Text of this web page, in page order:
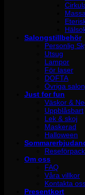
Salongstillbehör
Personlig
Utsug
Lampor
För laser
DOFTA
Övriga
Just for fun
Väskor &
Uppblåsbart
Lek & skoj
Maskerad
Halloween
Om oss
FAQ
Våra villkor
Kontakta
Presentkort